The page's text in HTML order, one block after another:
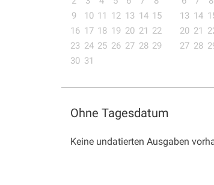
9
10 11 12 13 14 15
16 17 18 19 20 21 22
23 24 25 26 27 28 29
30 31
13 14
20 21
27 28
Ohne Tagesdatum
Keine undatierten Ausgaben